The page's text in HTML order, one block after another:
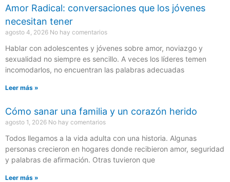
Amor Radical: conversaciones que los jóvenes
necesitan tener
agosto 4, 2026 No hay comentarios
Hablar con adolescentes y jóvenes sobre amor, noviazgo y
sexualidad no siempre es sencillo. A veces los líderes temen
incomodarlos, no encuentran las palabras adecuadas
Leer más »
Cómo sanar una familia y un corazón herido
agosto 1, 2026 No hay comentarios
Todos llegamos a la vida adulta con una historia. Algunas
personas crecieron en hogares donde recibieron amor, seguridad
y palabras de afirmación. Otras tuvieron que
Leer más »